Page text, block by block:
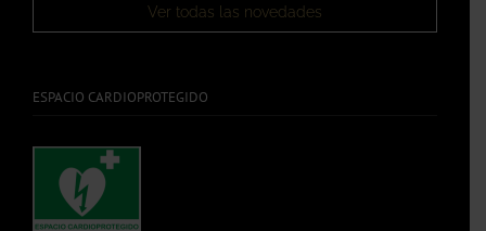
Ver todas las novedades
ESPACIO CARDIOPROTEGIDO